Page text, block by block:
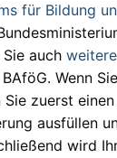
für Bildung
auch
Wenn
Sie zuerst
ausfüllen
wird